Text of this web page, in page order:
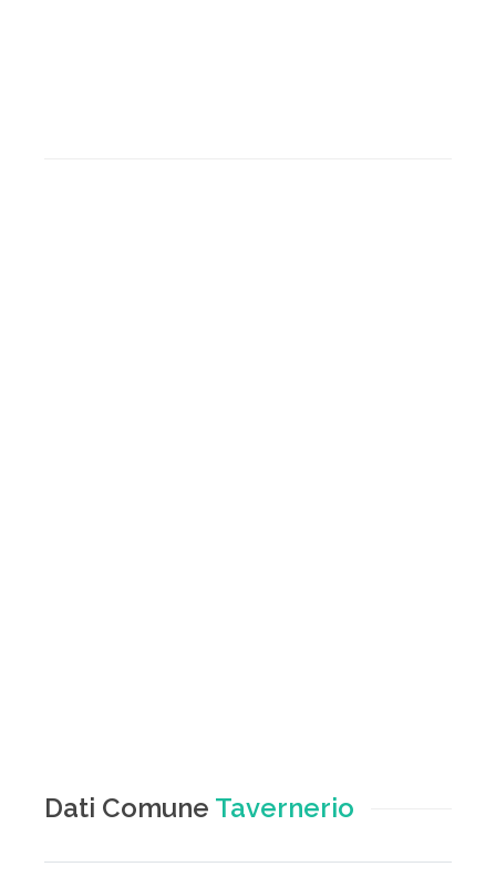
Dati Comune Tavernerio